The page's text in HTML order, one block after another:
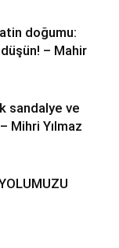
doğumu:
düşün! – Mahir
sandalye ve
Mihri Yılmaz